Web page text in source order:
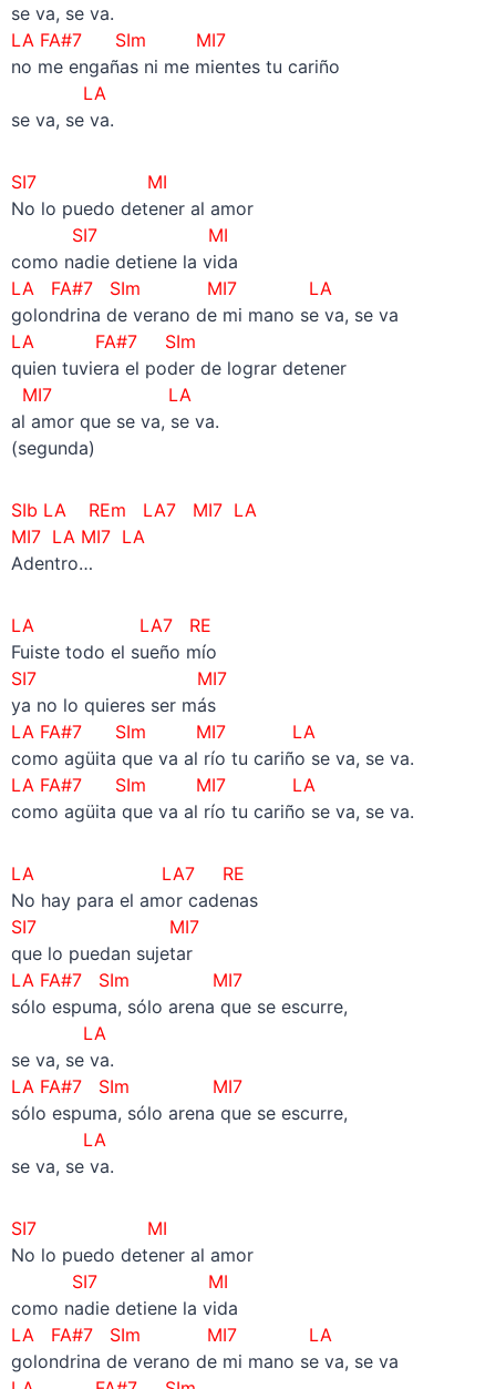
se va, se va.
LA FA#7 SIm MI7
no me engañas ni me mientes tu cariño
LA
se va, se va.
SI7 MI
No lo puedo detener al amor
SI7 MI
como nadie detiene la vida
LA FA#7 SIm MI7 LA
golondrina de verano de mi mano se va, se va
LA FA#7 SIm
quien tuviera el poder de lograr detener
MI7 LA
al amor que se va, se va.
(segunda)
SIb LA REm LA7 MI7 LA
MI7 LA MI7 LA
Adentro…
LA LA7 RE
Fuiste todo el sueño mío
SI7 MI7
ya no lo quieres ser más
LA FA#7 SIm MI7 LA
como agüita que va al río tu cariño se va, se va.
LA FA#7 SIm MI7 LA
como agüita que va al río tu cariño se va, se va.
LA LA7 RE
No hay para el amor cadenas
SI7 MI7
que lo puedan sujetar
LA FA#7 SIm MI7
sólo espuma, sólo arena que se escurre,
LA
se va, se va.
LA FA#7 SIm MI7
sólo espuma, sólo arena que se escurre,
LA
se va, se va.
SI7 MI
No lo puedo detener al amor
SI7 MI
como nadie detiene la vida
LA FA#7 SIm MI7 LA
golondrina de verano de mi mano se va, se va